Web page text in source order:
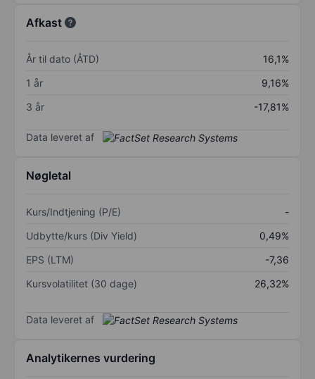
Afkast
År til dato (ÅTD)
16,1%
1 år
9,16%
3 år
-17,81%
Data leveret af
Nøgletal
Kurs/Indtjening (P/E)
-
Udbytte/kurs (Div Yield)
0,49%
EPS (LTM)
-7,36
Kursvolatilitet (30 dage)
26,32%
Data leveret af
Analytikernes vurdering